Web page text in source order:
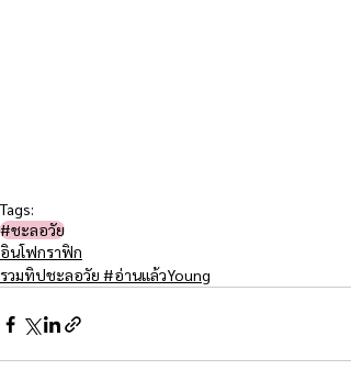
Tags:
#ชะลอวัย​
อินโฟกราฟิก
รวมทิปชะลอวัย #อ่านแล้วYoung